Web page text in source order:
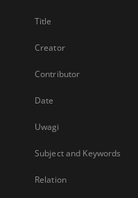
Title
Creator
Contributor
Date
Uwagi
Subject and Keywords
Relation